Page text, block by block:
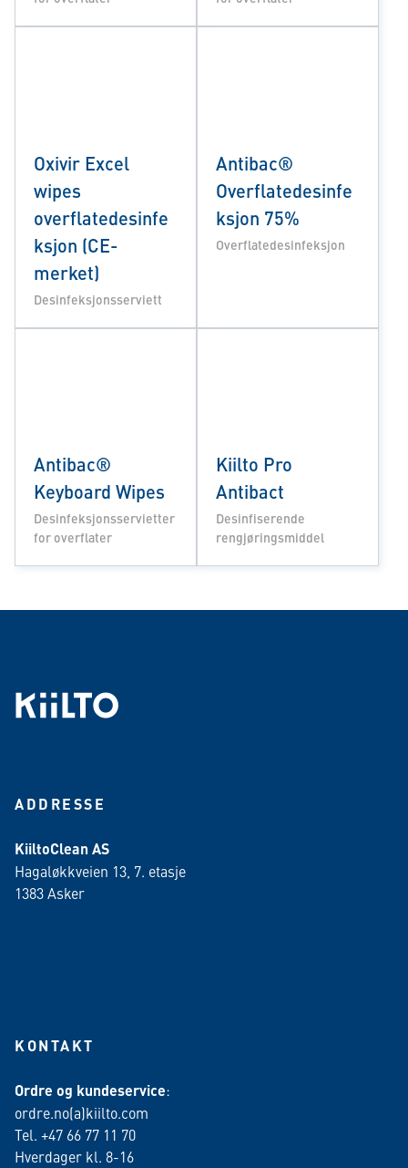
Oxivir Excel
wipes
overflatedesinfe
ksjon (CE-
merket)
Desinfeksjonsserviett
Antibac®
Overflatedesinfe
ksjon 75%
Overflatedesinfeksjon
Antibac®
Keyboard Wipes
Desinfeksjonsservietter
for overflater
Kiilto Pro
Antibact
Desinfiserende
rengjøringsmiddel
ADDRESSE
KiiltoClean AS
Hagaløkkveien 13, 7. etasje
1383 Asker
KONTAKT
Ordre og kundeservice:
ordre.no(a)kiilto.com
Tel. +47 66 77 11 70
Hverdager kl. 8-16